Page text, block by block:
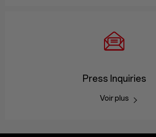
Press Inquiries
Voir plus